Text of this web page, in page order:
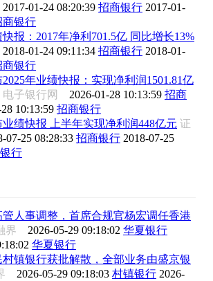
2017-01-24 08:20:39 招商银行 2017-01-
商银行
报：2017年净利701.5亿 同比增长13%
2018-01-24 09:11:34 招商银行 2018-01-
商银行
年业绩快报：实现净利润1501.81亿
电子银行网 2026-01-28 10:13:59 招商
10:13:59 招商银行
绩快报 上半年实现净利润448亿元 证
07-25 08:28:33 招商银行 2018-07-25
行
人事调整，首席合规官杨宏调任香港
界 2026-05-29 09:18:02 华夏银行
华夏银行
镇银行获批解散，全部业务由盛京银
2026-05-29 09:18:03 村镇银行 2026-